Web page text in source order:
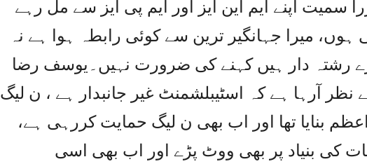
سمیت اپنے ایم این ایز اور ایم پی ایز سے مل رہے
میرا جہانگیر ترین سے کوئی رابطہ ہوا ہے نہ
رشتہ دار ہیں کہنے کی ضرورت نہیں۔یوسف رضا
نظر آرہا ہے کہ اسٹیبلشمنٹ غیر جانبدار ہے ، ن لیگ
بنایا تھا اور اب بھی ن لیگ حمایت کررہی ہے،
کی بنیاد پر بھی ووٹ پڑے اور اب بھی اسی